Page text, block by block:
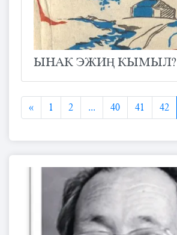
ЫНАК ЭЖИҢ КЫМЫЛ?
« 1 2 ... 40 41 42